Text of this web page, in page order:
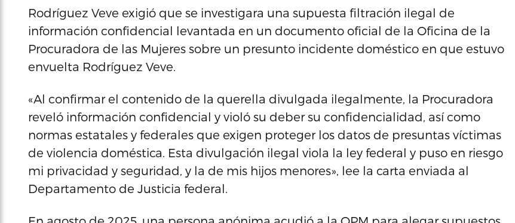
Rodríguez Veve exigió que se investigara una supuesta filtración ilegal de
información confidencial levantada en un documento oficial de la Oficina de la
Procuradora de las Mujeres sobre un presunto incidente doméstico en que estuvo
envuelta Rodríguez Veve.
«Al confirmar el contenido de la querella divulgada ilegalmente, la Procuradora
reveló información confidencial y violó su deber su confidencialidad, así como
normas estatales y federales que exigen proteger los datos de presuntas víctimas
de violencia doméstica. Esta divulgación ilegal viola la ley federal y puso en riesgo
mi privacidad y seguridad, y la de mis hijos menores», lee la carta enviada al
Departamento de Justicia federal.